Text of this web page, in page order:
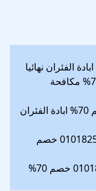
مكافحة الفئران 01018253425 خصم 70% مكافحة
شركة ابادة الفئران 01018253425 خصم 70% ابادة الفئران
الشركة الالمانية لمكافحة الفئران 01018253425 خصم
الشركة الالمانية لابادة الفئران 01018253425 خصم 70%